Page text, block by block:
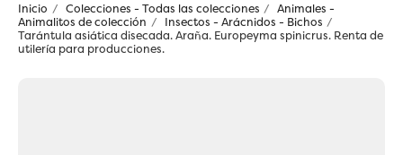
Inicio Colecciones - Todas las colecciones
Animales -
Animalitos de colección
Insectos - Arácnidos - Bichos
Tarántula asiática disecada. Araña. Europeyma spinicrus. Renta de
utilería para producciones.